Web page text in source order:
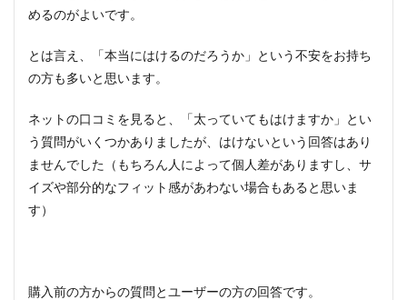
めるのがよいです。
とは言え、「本当にはけるのだろうか」という不安をお持ち
の方も多いと思います。
ネットの口コミを見ると、「太っていてもはけますか」とい
う質問がいくつかありましたが、はけないという回答はあり
ませんでした（もちろん人によって個人差がありますし、サ
イズや部分的なフィット感があわない場合もあると思いま
す）
購入前の方からの質問とユーザーの方の回答です。